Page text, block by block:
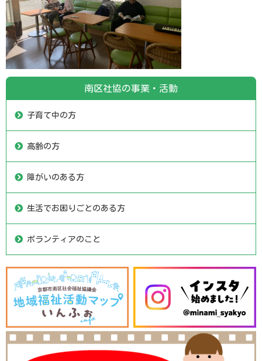
南区社協の事業・活動
子育て中の方
高齢の方
障がいのある方
生活でお困りごとのある方
ボランティアのこと